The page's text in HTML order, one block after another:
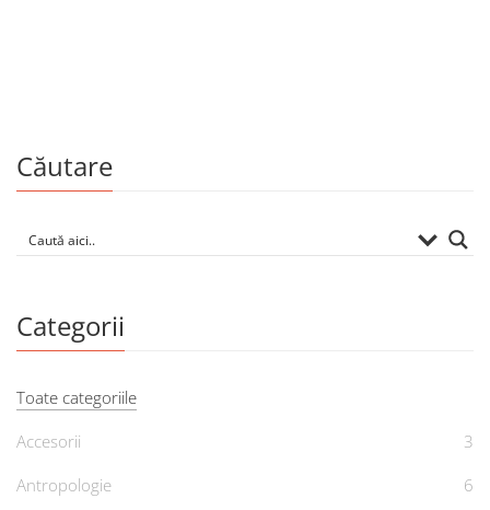
Căutare
Categorii
Toate categoriile
Accesorii
3
Antropologie
6